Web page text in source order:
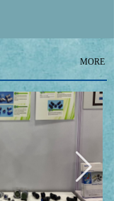
MORE